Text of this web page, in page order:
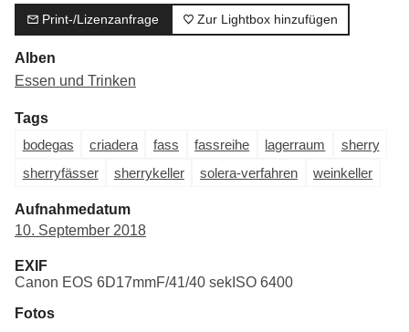
Print-/Lizenzanfrage Zur Lightbox hinzufügen
Alben
Essen und Trinken
Tags
bodegas
criadera fass fassreihe lagerraum
sherry
sherryfässer
sherrykeller solera-verfahren weinkeller
Aufnahmedatum
10. September 2018
EXIF
Canon EOS 6D17mmF/41/40 sek ISO 6400
Fotos